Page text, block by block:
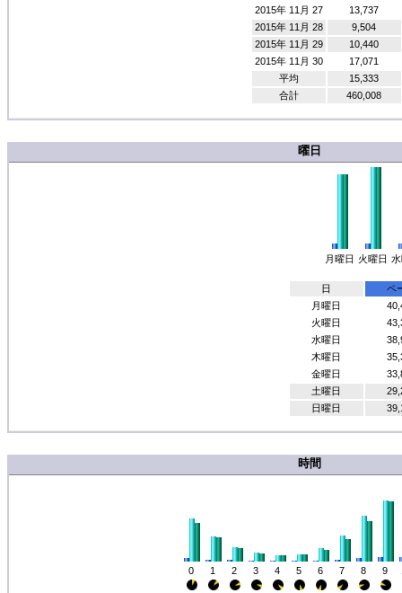
2015年 11月 27
13,737
2015年 11月 28
9,504
2015年 11月 29
10,440
2015年 11月 30
17,071
平均
15,333
合計
460,008
曜日
月曜日 火曜日
日
ペ
月曜日
火曜日
水曜日
木曜日
金曜日
土曜日
日曜日
時間
0 1 2 3 4 5 6 7 8 9